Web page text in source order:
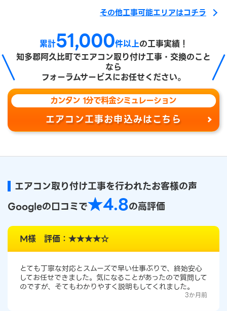
その他工事可能エリアはコチラ
累計51,000件以上の工事実績！
知多郡阿久比町でエアコン取り付け工事・交換のこと
なら
フォーラムサービスにお任せください。
カンタン 1分で料金シミュレーション
エアコン工事お申込みはこちら
エアコン取り付け工事を行われたお客様の声
Googleの口コミで★4.8の高評価
M様 評価：★★★★☆
とても丁寧な対応とスムーズで早い仕事ぶりで、終始安心
してお任せできました。気になることがあったので質問して
のですが、そてもわかりやすく説明もしてくれました。
3か月前